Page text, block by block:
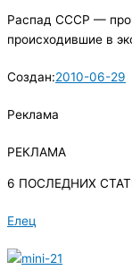
Распад СССР —
происходившие в
Создан:2010-06-29
Реклама
РЕКЛАМА
6 ПОСЛЕДНИХ
Елец